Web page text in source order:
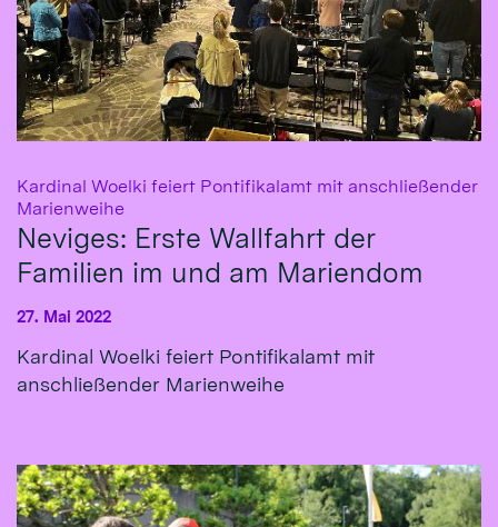
Kardinal Woelki feiert Pontifikalamt mit anschließender
Marienweihe
Neviges: Erste Wallfahrt der
Familien im und am Mariendom
27. Mai 2022
Kardinal Woelki feiert Pontifikalamt mit
anschließender Marienweihe